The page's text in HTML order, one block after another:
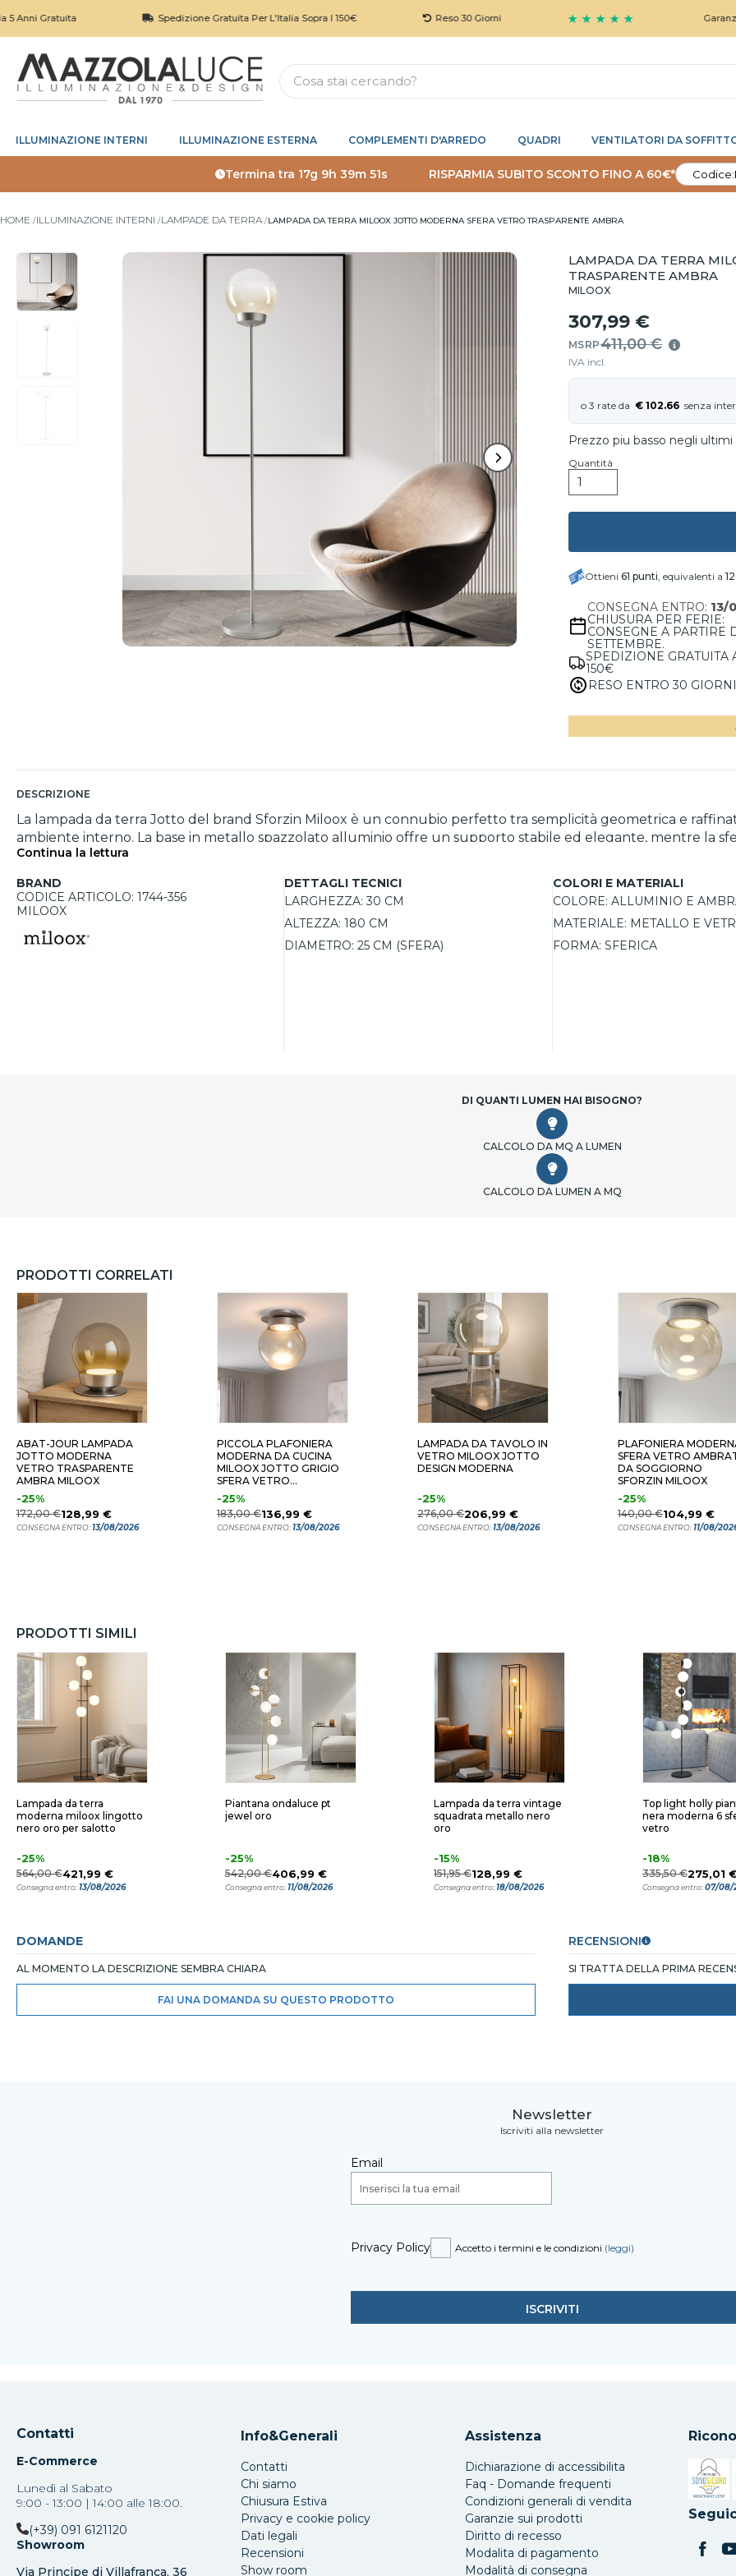
Spedizione Gratuita Per L'Italia Sopra I 150€ Reso 30 Giorni ★ ★ ★ ★ ★ Garanzia 5
ILLUMINAZIONE INTERNI ILLUMINAZIONE ESTERNA COMPLEMENTI D'ARREDO QUADRI VENTILATORI DA
Termina tra 17g 9h 39m 50s RISPARMIA SUBITO SCONTO FINO A 60€* Codice:
HOME ILLUMINAZIONE INTERNI LAMPADE DA TERRA LAMPADA DA TERRA MILOOX JOTTO MODERNA SFERA VETRO TRASPARENTE AMBRA
LAMPADA DA TERRA
TRASPARENTE AMBRA
MILOOX
307,99 €
MSRP411,00 €
IVA incl.
€ 102.66
Prezzo piu basso negli
Quantità
Ottieni 61 punti, equivalenti a
CONSEGNA ENTRO: 13/
CHIUSURA PER FERIE:
CONSEGNE A PARTIRE
SETTEMBRE.
SPEDIZIONE GRATUITA
150€
RESO ENTRO 30 GIORNI
DESCRIZIONE
La lampada da terra Jotto del brand Sforzin Miloox è un connubio perfetto tra semplicità geometrica e
ambiente interno. La base in metallo spazzolato alluminio offre un supporto stabile ed elegante, mentre la
delicata sfumatura ambra, dona alla lampada un carattere unico e sofisticato. Con un diametro di 25 cm, la sfera si integra armoniosamente sia in spazi moderni che
in contesti classici, rendendola una soluzione versatile per illuminare soggiorni, studi o camere da letto. La
luminosa, creando l’atmosfera ideale per ogni momento, da una luce funzionale a un'illuminazione più intima e rilassante. Compatibile con una
LED (non inclusa), questa piantana garantisce efficienza energetica e personalizzazione nella scelta della
Continua la lettura
BRAND
CODICE ARTICOLO: 1744-356
MILOOX
DETTAGLI TECNICI
LARGHEZZA: 30 CM
ALTEZZA: 180 CM
DIAMETRO: 25 CM (SFERA)
COLORI E MATERIALI
COLORE: ALLUMINIO E
MATERIALE: METALLO E
FORMA: SFERICA
DI QUANTI LUMEN HAI BISOGNO?
CALCOLO DA MQ A LUMEN
CALCOLO DA LUMEN A MQ
PRODOTTI CORRELATI
ABAT-JOUR LAMPADA
JOTTO MODERNA
VETRO TRASPARENTE
AMBRA MILOOX
-25%
172,00 €128,99 €
CONSEGNA ENTRO:13/08/2026
PICCOLA PLAFONIERA
MODERNA DA CUCINA
MILOOX JOTTO GRIGIO
SFERA VETRO
TRASPARENTE
-25%
183,00 €136,99 €
CONSEGNA ENTRO:13/08/2026
LAMPADA DA TAVOLO IN
VETRO MILOOX JOTTO
DESIGN MODERNA
-25%
276,00 €206,99 €
CONSEGNA ENTRO:13/08/2026
PLAFONIERA
SFERA VETRO
DA SOGGIORNO
SFORZIN MILOOX
-25%
140,00 €104,99 €
CONSEGNA ENTRO:11/08/
PRODOTTI SIMILI
Lampada da terra
moderna miloox lingotto
nero oro per salotto
-25%
564,00 €421,99 €
Consegna entro:13/08/2026
Piantana ondaluce pt
jewel oro
-25%
542,00 €406,99 €
Consegna entro:11/08/2026
Lampada da terra vintage
squadrata metallo nero
oro
-15%
151,95 €128,99 €
Consegna entro:18/08/2026
Top light holly
nera moderna 6
vetro
-18%
335,50 €275,01
Consegna entro:07/08/
DOMANDE
AL MOMENTO LA DESCRIZIONE SEMBRA CHIARA
FAI UNA DOMANDA SU QUESTO PRODOTTO
RECENSIONI
SI TRATTA DELLA PRIMA
Newsletter
Iscriviti alla newsletter
Email
Privacy Policy Accetto i termini e le condizioni (leggi)
Contatti
E-Commerce
Lunedì al Sabato
9:00 - 13:00 | 14:00 alle 18:00.
(+39) 091 6121120
Showroom
Via Principe di Villafranca, 36
Info&Generali
Contatti
Chi siamo
Chiusura Estiva
Privacy e cookie policy
Dati legali
Recensioni
Show room
Assistenza
Dichiarazione di accessibilita
Faq - Domande frequenti
Condizioni generali di vendita
Garanzie sui prodotti
Diritto di recesso
Modalita di pagamento
Modalità di consegna
Si apre